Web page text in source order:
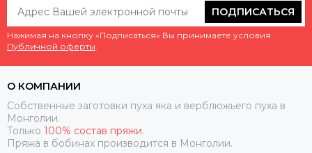
ПОДПИСАТЬСЯ
Нажимая на кнопку «Подписаться» Вы принимаете условия
Публичной оферты.
О КОМПАНИИ
Собственные заготовки пуха яка и верблюжьего пуха в
Монголии.
Только 100% состав пряжи.
Пряжа в бобинах производится в Монголии.